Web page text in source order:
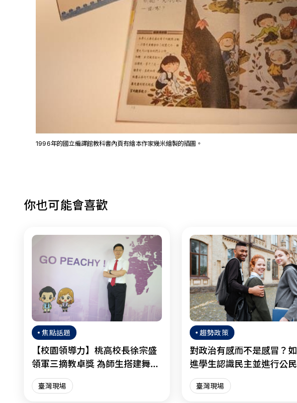
1996年的國立編譯館教科書內頁有繪本作家幾米繪製的插圖。
你也可能會喜歡
焦點話題
【校園領導力】桃高校長徐宗盛
領軍三摘教卓獎 為師生搭建舞臺
綻放光芒
臺灣現場
趨勢政策
對政治有感而不是感冒？
進學生認識民主並進行公
臺灣現場